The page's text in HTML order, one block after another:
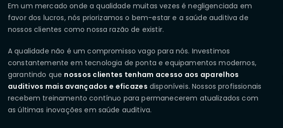
Em um mercado onde a qualidade muitas vezes é negligenciada em
favor dos lucros, nós priorizamos o bem-estar e a saúde auditiva de
nossos clientes como nossa razão de existir.
A qualidade não é um compromisso vago para nós. Investimos
constantemente em tecnologia de ponta e equipamentos modernos,
garantindo que nossos clientes tenham acesso aos aparelhos
auditivos mais avançados e eficazes disponíveis. Nossos profissionais
recebem treinamento contínuo para permanecerem atualizados com
as últimas inovações em saúde auditiva.